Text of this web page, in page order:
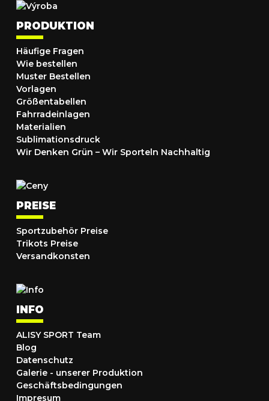
PRODUKTION
Häufige Fragen
Wie bestellen
Muster Bestellen
Vorlagen
Größentabellen
Fahrradeinlagen
Materialien
Sublimationsdruck
Wir Denken Grün – Wir Sporteln Nachhaltig
PREISE
Sportzubehör Preise
Trikots Preise
Versandkonsten
INFO
ALISY SPORT Team
Blog
Datenschutz
Galerie - unserer Produktion
Geschäftsbedingungen
Impresum